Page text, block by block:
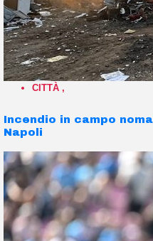
CITTÀ ,
Incendio in campo
Napoli